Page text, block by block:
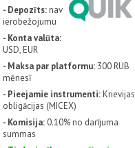
- Depozīts:nav
ierobežojumu
- Konta valūta:
USD, EUR
- Maksa par platformu: 300 RUB
mēnesī
- Pieejamie instrumenti:Krievijas
obligācijas (MICEX)
- Komisija: 0.10% no darījuma
summas